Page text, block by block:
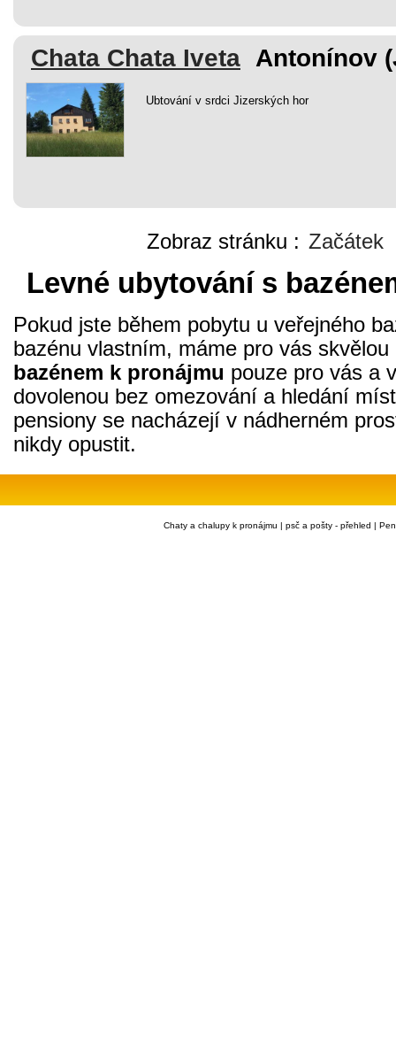
Chata Chata Iveta Antonínov
Ubtování v srdci Jizerských hor
Zobraz stránku : Začátek
Levné ubytování s
Pokud jste během pobytu u veřejného
bazénu vlastním, máme pro vás
bazénem k pronájmu pouze pro vás a
dovolenou bez omezování a hledání
pensiony se nacházejí v nádherném
nikdy opustit.
Chaty a chalupy k pronájmu |psč a pošty - přehled |